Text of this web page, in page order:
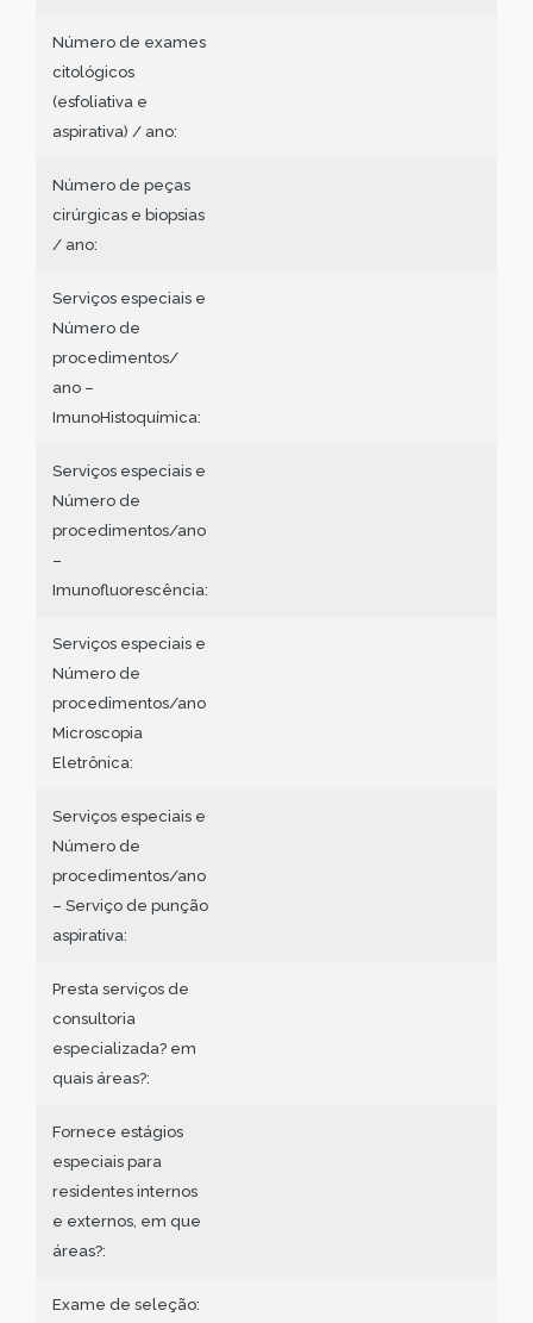
Número de exames
citológicos
(esfoliativa e
aspirativa) / ano:
Número de peças
cirúrgicas e biopsias
/ ano:
Serviços especiais e
Número de
procedimentos/
ano –
ImunoHistoquímica:
Serviços especiais e
Número de
procedimentos/ano
–
Imunofluorescência:
Serviços especiais e
Número de
procedimentos/ano
Microscopia
Eletrônica:
Serviços especiais e
Número de
procedimentos/ano
– Serviço de punção
aspirativa:
Presta serviços de
consultoria
especializada? em
quais áreas?:
Fornece estágios
especiais para
residentes internos
e externos, em que
áreas?:
Exame de seleção: